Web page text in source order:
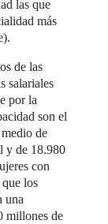
las que
más
de las
salariales
por la
son el
de
y de 18.980
con
los
una
millones de